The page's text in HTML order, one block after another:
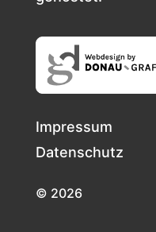
Impressum
Datenschutz
© 2026